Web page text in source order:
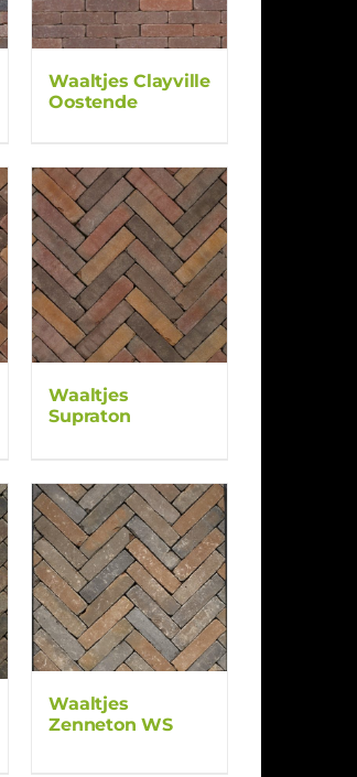
Waaltjes Clayville
Oostende
Waaltjes
Supraton
Waaltjes
Zenneton WS